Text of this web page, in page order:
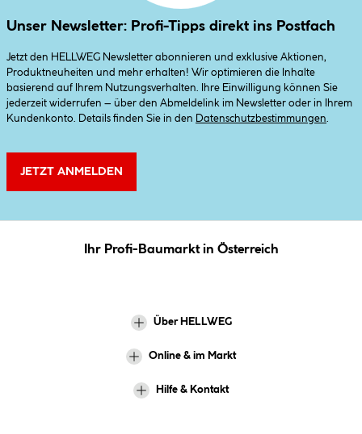
Unser Newsletter: Profi-Tipps direkt ins Postfach
Jetzt den HELLWEG Newsletter abonnieren und exklusive Aktionen,
Produktneuheiten und mehr erhalten! Wir optimieren die Inhalte
basierend auf Ihrem Nutzungsverhalten. Ihre Einwilligung können Sie
jederzeit widerrufen – über den Abmeldelink im Newsletter oder in Ihrem
Kundenkonto. Details finden Sie in den
Datenschutzbestimmungen
JETZT ANMELDEN
Ihr Profi-Baumarkt in Österreich
Über HELLWEG
Online & im Markt
Hilfe & Kontakt